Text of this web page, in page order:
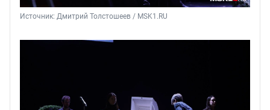
Источник: Дмитрий Толстошеев / MSK1.RU